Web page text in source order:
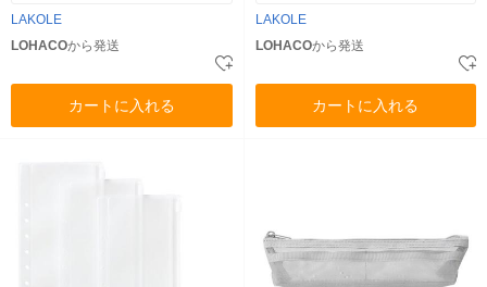
LAKOLE
LOHACOから発送
カートに入れる
LAKOLE
LOHACOから発送
カートに入れる